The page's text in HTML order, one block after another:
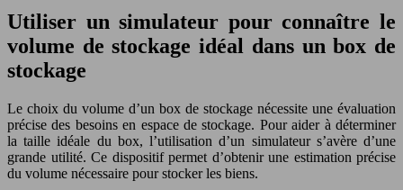
Utiliser un simulateur pour connaître le
volume de stockage idéal dans un box de
stockage
Le choix du volume d’un box de stockage nécessite une évaluation
précise des besoins en espace de stockage. Pour aider à déterminer
la taille idéale du box, l’utilisation d’un simulateur s’avère d’une
grande utilité. Ce dispositif permet d’obtenir une estimation précise
du volume nécessaire pour stocker les biens.